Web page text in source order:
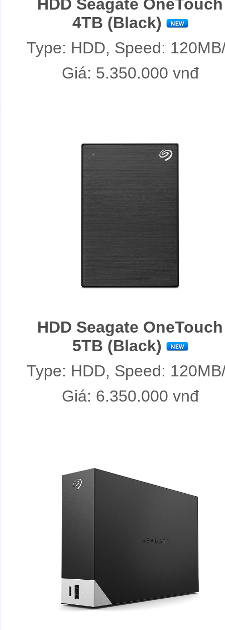
HDD Seagate OneTouch
4TB (Black)
Type: HDD, Speed:
Giá: 5.350.000 vnđ
HDD Seagate OneTouch
5TB (Black)
Type: HDD, Speed:
Giá: 6.350.000 vnđ